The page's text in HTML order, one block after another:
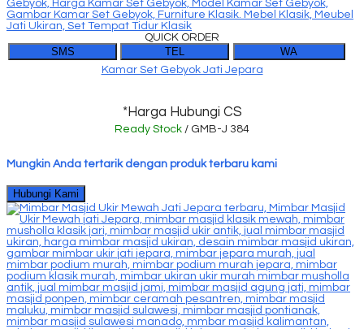
QUICK ORDER
SMS TEL WA
Kamar Set Gebyok Jati Jepara
*Harga Hubungi CS
Ready Stock / GMB-J 384
Mungkin Anda tertarik dengan produk terbaru kami
Hubungi Kami